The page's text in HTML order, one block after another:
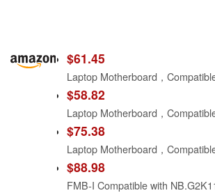
$61.45
$58.82
$75.38
$88.98